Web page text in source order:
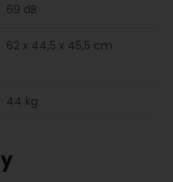
69 dB
62 x 44,5 x 45,5 cm
44 kg